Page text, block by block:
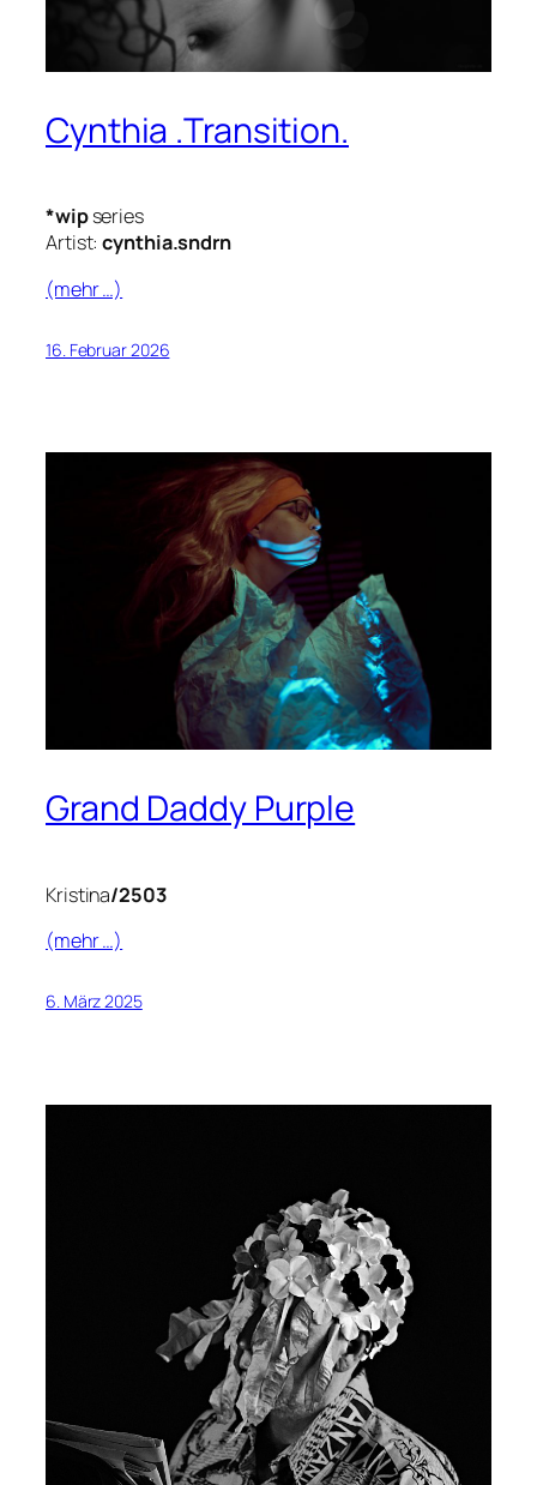
Cynthia .Transition.
*wipseries
Artist:cynthia.sndrn
(mehr …)
16. Februar 2026
Grand Daddy Purple
Kristina/2503
(mehr …)
6. März 2025